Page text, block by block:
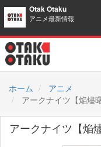
Otak Otaku
アニメ最新情報
ホーム
アニメ
アークナイツ【焔燼
アークナイツ【焔